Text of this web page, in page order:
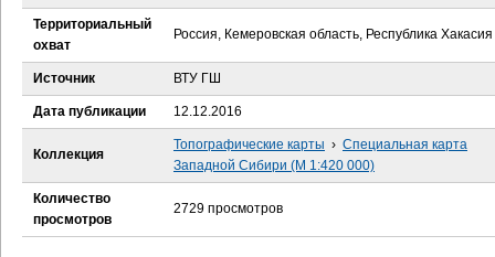
е
с
ь
Территориальный
охват
Россия, Кемеровская область, Республика Хакасия
Источник ВТУ ГШ
Дата публикации 12.12.2016
Коллекция
Топографические карты › Специальная карта
Западной Сибири (М 1:420 000)
Количество
просмотров
2729 просмотров